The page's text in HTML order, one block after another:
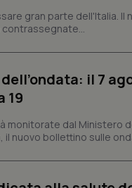
gran parte dell'Italia. Il
contrassegnate...
il 7
19
monitorate dal Ministero
nuovo bollettino sulle
Necessari Statistici
fruibile il sito web abilitandone
non è in grado di funzionare
/Dominio Scadenza
5 mesi 4